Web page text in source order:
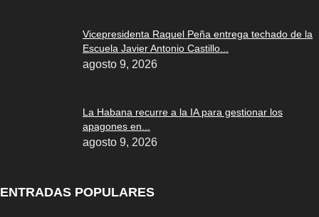
Vicepresidenta Raquel Peña entrega techado de la
Escuela Javier Antonio Castillo...
agosto 9, 2026
La Habana recurre a la IA para gestionar los
apagones en...
agosto 9, 2026
ENTRADAS POPULARES